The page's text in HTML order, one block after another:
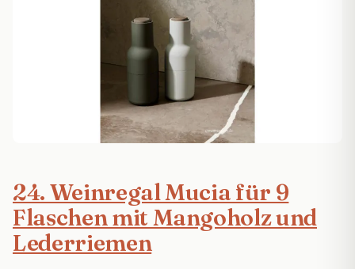
24. Weinregal Mucia für 9
Flaschen mit Mangoholz und
Lederriemen